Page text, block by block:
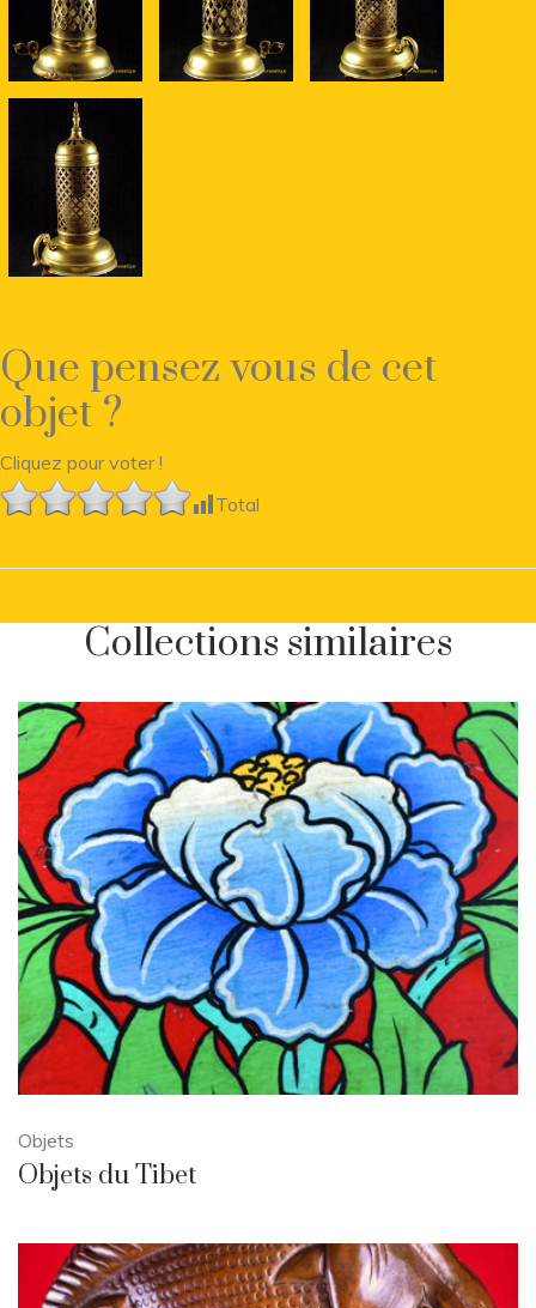
Que pensez vous de cet
objet ?
Cliquez pour voter !
Total
Collections similaires
Objets
Objets du Tibet